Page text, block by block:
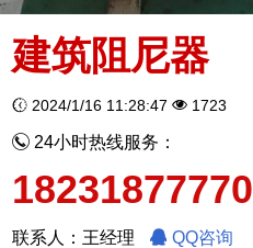
建筑阻尼器
2024/1/16 11:28:47 1723
24小时热线服务：
18231877770
联系人：王经理
QQ咨询